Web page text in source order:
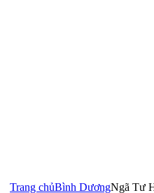
Trang chủBình DươngNgã Tư